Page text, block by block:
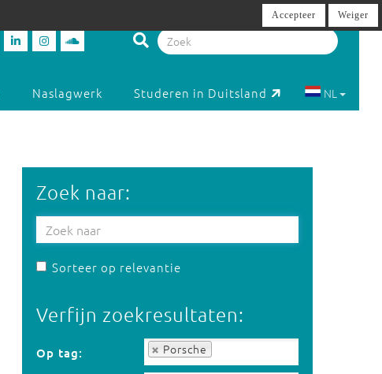
Naslagwerk Studeren in Duitsland NL
Zoek naar:
Sorteer op relevantie
Verfijn zoekresultaten:
Op tag: Porsche
Op tag:
Accepteer Weiger